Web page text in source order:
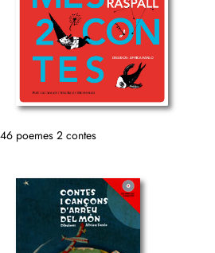
46 poemes 2 contes